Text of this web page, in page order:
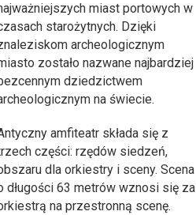
miast portowych w
starożytnych. Dzięki
archeologicznym
zostało nazwane najbardziej
dziedzictwem
na świecie.
amfiteatr składa się z
części: rzędów siedzeń,
dla orkiestry i sceny. Scena
długości 63 metrów wznosi się za
na przestronną scenę.